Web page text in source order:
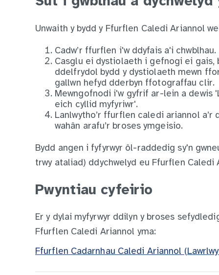
Unwaith y bydd y Ffurflen Caledi Ariannol
Cadw’r ffurflen i'w ddyfais a'i chwblhau.
Casglu ei dystiolaeth i gefnogi ei gais,
ddelfrydol bydd y dystiolaeth mewn
gallwn hefyd dderbyn ffotograffau clir.
Mewngofnodi i'w gyfrif ar-lein a dewis
eich cyllid myfyriwr'.
Lanlwytho’r ffurflen caledi ariannol
wahân arafu’r broses ymgeisio.
Bydd angen i fyfyrwyr ôl-raddedig sy'n
trwy ataliad) ddychwelyd eu Ffurflen Caledi
Pwyntiau cyfeirio
Er y dylai myfyrwyr ddilyn y broses
Ffurflen Caledi Ariannol yma:
Ffurflen Cadarnhau Caledi Ariannol